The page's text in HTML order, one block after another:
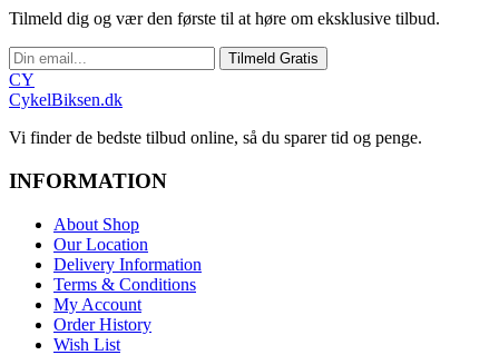
Tilmeld dig og vær den første til at høre om eksklusive tilbud.
Tilmeld Gratis
CY
CykelBiksen.dk
Vi finder de bedste tilbud online, så du sparer tid og penge.
INFORMATION
About Shop
Our Location
Delivery Information
Terms & Conditions
My Account
Order History
Wish List